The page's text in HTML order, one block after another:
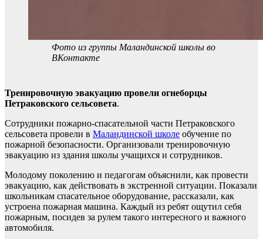
Фото из группы Маландинской школы во
ВКонтакте
Тренировочную эвакуацию провели огнеборцы
Петраковского сельсовета.
Сотрудники пожарно-спасательной части Петраковского
сельсовета провели в Маландинской школе обучение по
пожарной безопасности. Организовали тренировочную
эвакуацию из здания школы учащихся и сотрудников.
Молодому поколению и педагогам объяснили, как провести
эвакуацию, как действовать в экстренной ситуации. Показали
школьникам спасательное оборудование, рассказали, как
устроена пожарная машина. Каждый из ребят ощутил себя
пожарным, посидев за рулем такого интересного и важного
автомобиля.